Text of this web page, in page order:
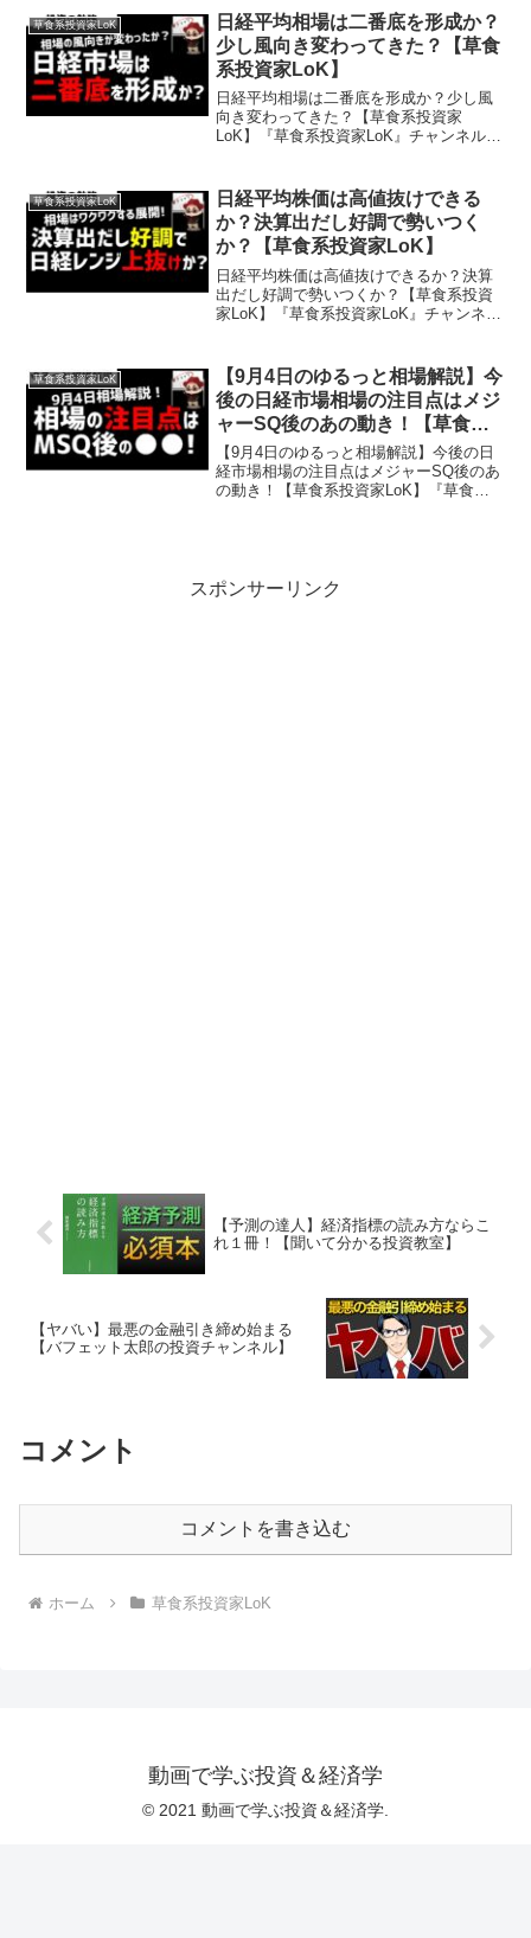
信しております。投資や副業、スキルア
ップしたいビジネス...
草食系投資家LoK
日経平均相場は二番底を形成か？
少し風向き変わってきた？【草食
系投資家LoK】
日経平均相場は二番底を形成か？少し風
向き変わってきた？【草食系投資家
LoK】『草食系投資家LoK』チャンネルと
おります。投資や副業、スキルアップし
たいビジネスパーソンの...
草食系投資家LoK
日経平均株価は高値抜けできる
か？決算出だし好調で勢いつく
か？【草食系投資家LoK】
日経平均株価は高値抜けできるか？決算
出だし好調で勢いつくか？【草食系投資
家LoK】『草食系投資家LoK』チャンネル
ております。投資や副業、スキルアップ
したいビジネスパー...
草食系投資家LoK
【9月4日のゆるっと相場解説】今
後の日経市場相場の注目点はメジ
ャーSQ後のあの動き！【草食系
投資家LoK】
【9月4日のゆるっと相場解説】今後の日
経市場相場の注目点はメジャーSQ後のあ
の動き！【草食系投資家LoK】『草食系
スポンサーリンク
【予測の達人】経済指標の読み方ならこ
れ１冊！【聞いて分かる投資教室】
【ヤバい】最悪の金融引き締め始まる
【バフェット太郎の投資チャンネル】
コメント
コメントを書き込む
ホーム 草食系投資家LoK
動画で学ぶ投資＆経済学
© 2021 動画で学ぶ投資＆経済学.